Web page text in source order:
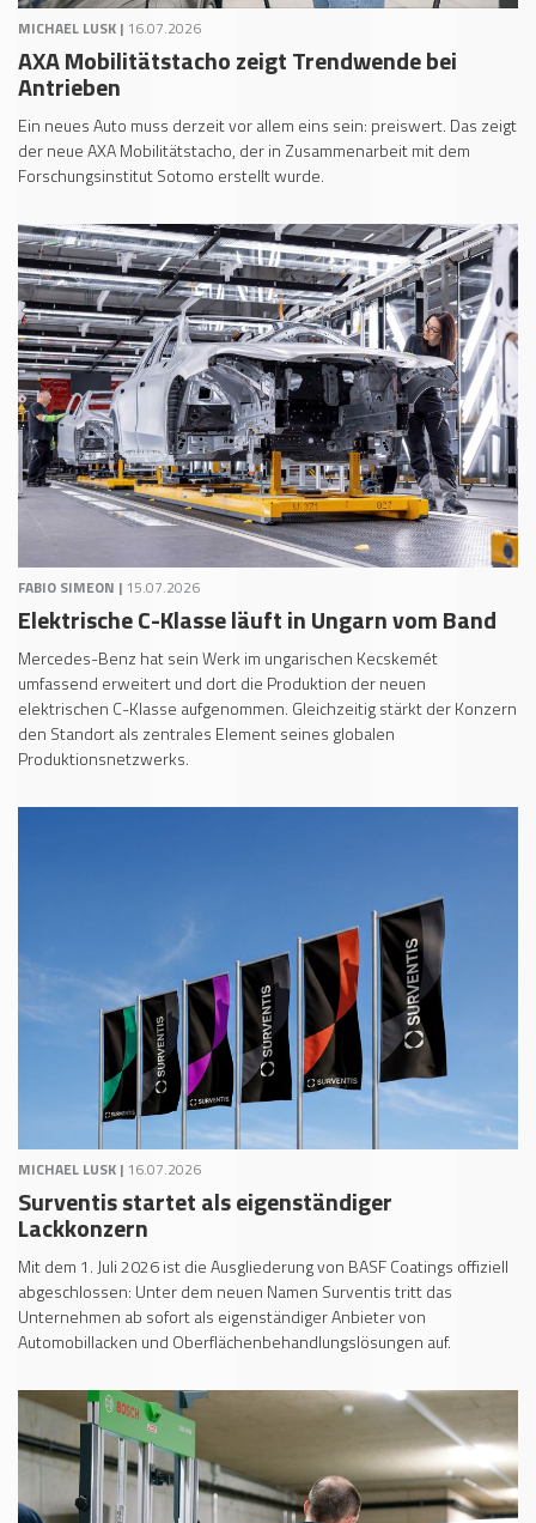
MICHAEL LUSK | 16.07.2026
AXA Mobilitätstacho zeigt Trendwende bei
Antrieben
Ein neues Auto muss derzeit vor allem eins sein: preiswert. Das zeigt
der neue AXA Mobilitätstacho, der in Zusammenarbeit mit dem
Forschungsinstitut Sotomo erstellt wurde.
FABIO SIMEON | 15.07.2026
Elektrische C-Klasse läuft in Ungarn vom Band
Mercedes-Benz hat sein Werk im ungarischen Kecskemét
umfassend erweitert und dort die Produktion der neuen
elektrischen C-Klasse aufgenommen. Gleichzeitig stärkt der Konzern
den Standort als zentrales Element seines globalen
Produktionsnetzwerks.
MICHAEL LUSK | 16.07.2026
Surventis startet als eigenständiger
Lackkonzern
Mit dem 1. Juli 2026 ist die Ausgliederung von BASF Coatings offiziell
abgeschlossen: Unter dem neuen Namen Surventis tritt das
Unternehmen ab sofort als eigenständiger Anbieter von
Automobillacken und Oberflächenbehandlungslösungen auf.